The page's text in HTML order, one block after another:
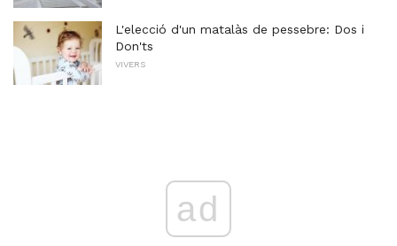
L'elecció d'un matalàs de pessebre: Dos i
Don'ts
VIVERS
ad